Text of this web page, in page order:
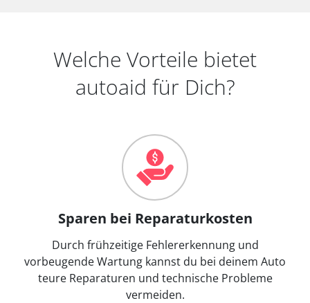
Welche Vorteile bietet
autoaid für Dich?
Sparen bei Reparaturkosten
Durch frühzeitige Fehlererkennung und
vorbeugende Wartung kannst du bei deinem Auto
teure Reparaturen und technische Probleme
vermeiden.